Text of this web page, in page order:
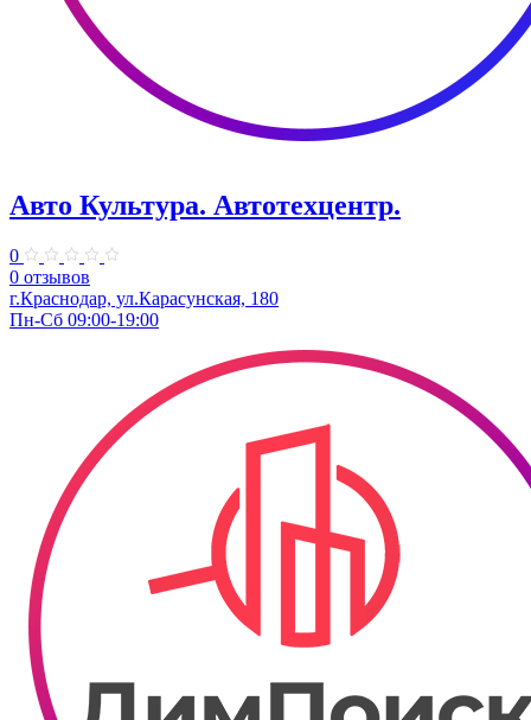
Авто Культура. ​Автотехцентр.
0
0 отзывов
​г.Краснодар, ул.Карасунская, 180
Пн-Сб 09:00-19:00